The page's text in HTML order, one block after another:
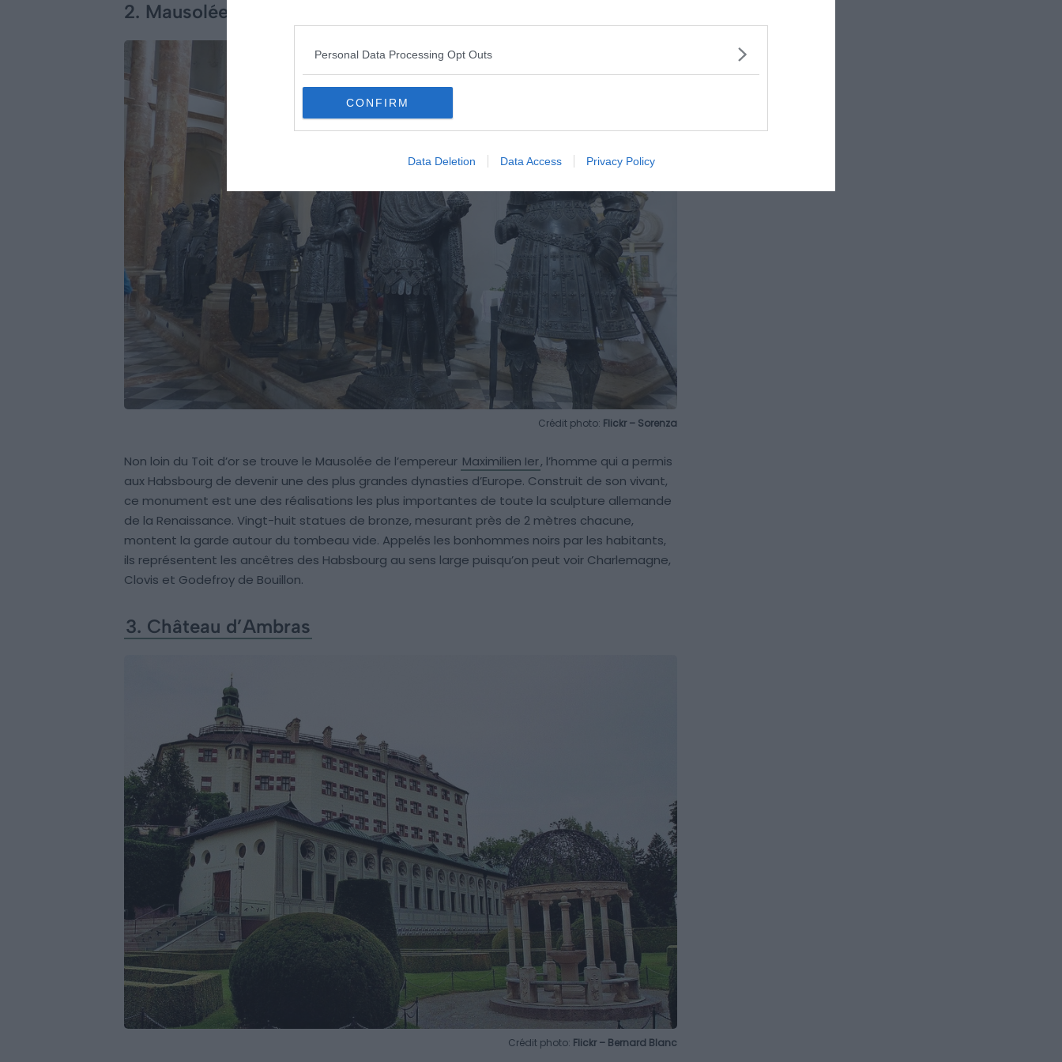
Personal Data Processing Opt Outs
CONFIRM
Data Deletion Data Access Privacy Policy
2. Mausolée de l’empereur Maximilien Ier
Crédit photo: Flickr – Sorenza
Non loin du Toit d’or se trouve le Mausolée de l’empereur Maximilien Ier, l’homme qui a permis
aux Habsbourg de devenir une des plus grandes dynasties d’Europe. Construit de son vivant,
ce monument est une des réalisations les plus importantes de toute la sculpture allemande
de la Renaissance. Vingt-huit statues de bronze, mesurant près de 2 mètres chacune,
montent la garde autour du tombeau vide. Appelés les bonhommes noirs par les habitants,
ils représentent les ancêtres des Habsbourg au sens large puisqu’on peut voir Charlemagne,
Clovis et Godefroy de Bouillon.
3. Château d’Ambras
Crédit photo: Flickr – Bernard Blanc